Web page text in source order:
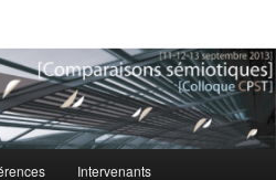
Intervenants